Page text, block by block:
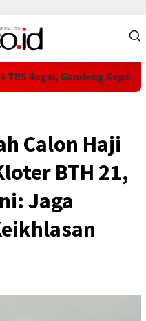
Gandeng Kepolisian
Calon Haji
BTH 21,
Jaga